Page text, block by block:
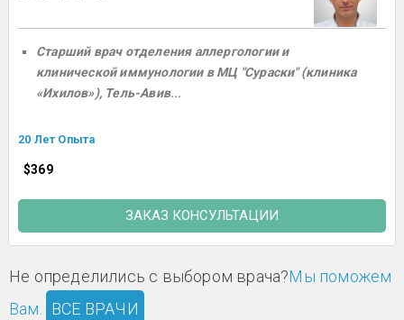
Старший врач отделения аллергологии и
клинической иммунологии в МЦ "Сураски" (клиника
«Ихилов»), Тель-Авив...
20 Лет Опыта
$369
ЗАКАЗ КОНСУЛЬТАЦИИ
Не определились с выбором врача?Мы поможем
Вам. ВСЕ ВРАЧИ